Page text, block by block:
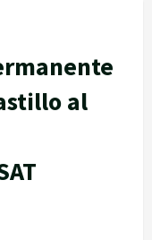
al